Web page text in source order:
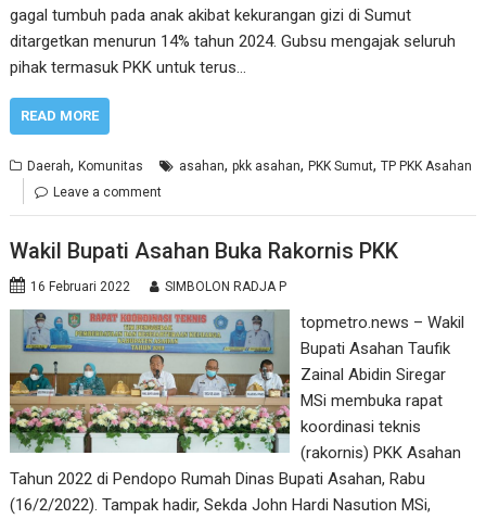
gagal tumbuh pada anak akibat kekurangan gizi di Sumut
ditargetkan menurun 14% tahun 2024. Gubsu mengajak seluruh
pihak termasuk PKK untuk terus…
READ MORE
Daerah,Komunitas asahan,pkk asahan,PKK Sumut,TP PKK Asahan
Leave a comment
Wakil Bupati Asahan Buka Rakornis PKK
16 Februari 2022 SIMBOLON RADJA P
topmetro.news – Wakil
Bupati Asahan Taufik
Zainal Abidin Siregar
MSi membuka rapat
koordinasi teknis
(rakornis) PKK Asahan
Tahun 2022 di Pendopo Rumah Dinas Bupati Asahan, Rabu
(16/2/2022). Tampak hadir, Sekda John Hardi Nasution MSi,